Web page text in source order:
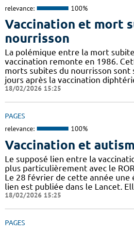
relevance: 100%
Vaccination et mort
nourrisson
La polémique entre la mort
vaccination remonte en 1986.
morts subites du nourrisson sont
jours après la vaccination
18/02/2026 15:25
PAGES
relevance: 100%
Vaccination et
Le supposé lien entre la
plus particulièrement avec le
Le 28 février de cette année une
lien est publiée dans le Lancet.
18/02/2026 15:25
PAGES